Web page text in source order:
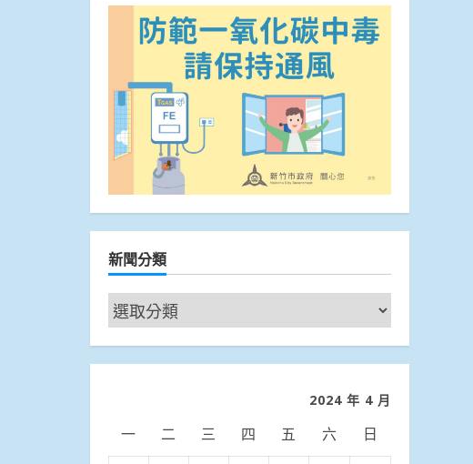
新聞分類
新
聞
分
2024 年 4 月
一 二 三 四 五 六 日